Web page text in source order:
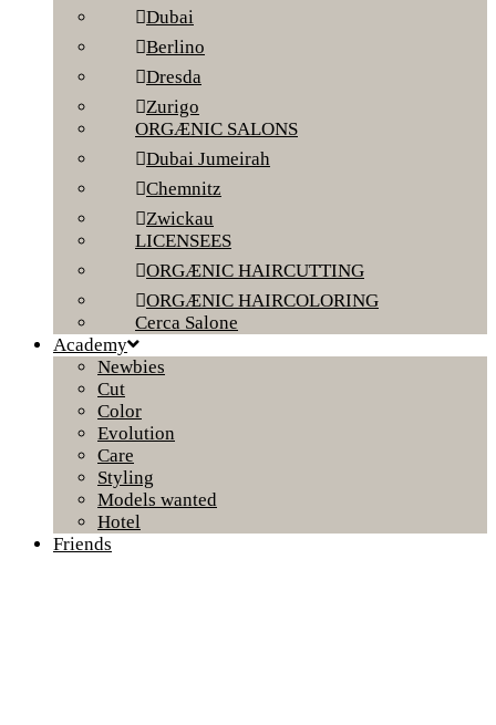
Dubai
Berlino
Dresda
Zurigo
ORGÆNIC SALONS
Dubai Jumeirah
Chemnitz
Zwickau
LICENSEES
ORGÆNIC HAIRCUTTING
ORGÆNIC HAIRCOLORING
Cerca Salone
Academy
Newbies
Cut
Color
Evolution
Care
Styling
Models wanted
Hotel
Friends